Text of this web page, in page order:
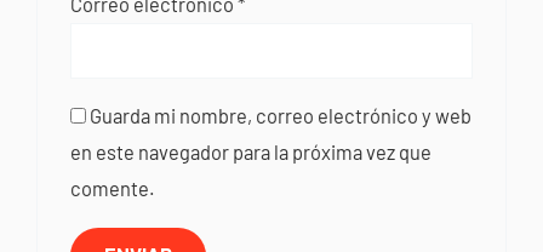
Guarda mi nombre, correo electrónico y web
en este navegador para la próxima vez que
comente.